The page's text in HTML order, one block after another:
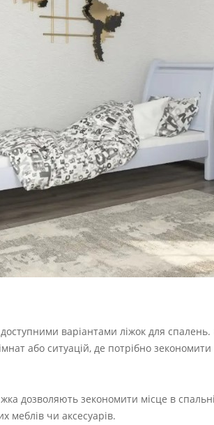
варіантами ліжок для спалень.
або ситуацій, де потрібно
дозволяють зекономити місце в
меблів чи аксесуарів.